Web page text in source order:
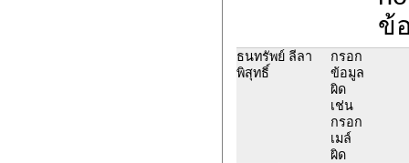
ข้
ธนทรัพย์ ลีลา
พิสุทธิ์
กรอก
ข้อมูล
ผิด
เช่น
กรอก
เมล์
ผิด